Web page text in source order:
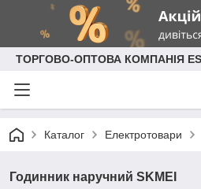
ТОРГОВО-ОПТОВА КОМПАНІЯ
Каталог Електротовари
Годинник наручний SKMEI